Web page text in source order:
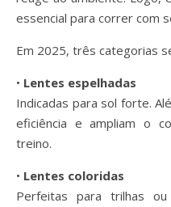
essencial para correr com
Em 2025, três categorias
• Lentes espelhadas
Indicadas para sol forte.
eficiência e ampliam o
treino.
• Lentes coloridas
Perfeitas para trilhas